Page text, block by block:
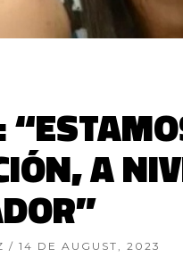
A
/ 14 DE AUGUST, 2023